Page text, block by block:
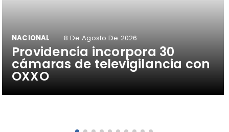
Providencia incorpora 30
cámaras de televigilancia con
OXXO
NACIONAL 8 De Agosto De 2026